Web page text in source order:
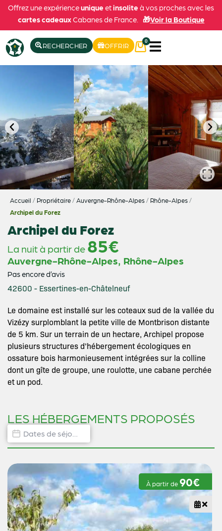
Offrez une expérienceunique etinsolite à vos proches avec les
cartes cadeauxCabanes de France. 🎁Voir la Boutique
RECHERCHER OFFRIR
0
Accueil / Propriétaire/Auvergne-Rhône-Alpes/ Rhône-Alpes/
Archipel du Forez
Archipel du Forez
La nuit à partir de85€
Auvergne-Rhône-Alpes, Rhône-Alpes
Pas encore d’avis
42600 - Essertines-en-Châtelneuf
Le domaine est installé sur les coteaux sud de la vallée du
Vizézy surplomblant la petite ville de Montbrison distante
de 5 km. Sur un terrain de un hectare, Archipel propose
plusieurs structures d’hébergement écologiques en
ossature bois harmonieusement intégrées sur la colline
dont un gîte de groupe, une roulotte, une cabane perchée
et un pod.
LES HÉBERGEMENTS PROPOSÉS
Dates de disponibilité hébergement
Date
À partir de 90€